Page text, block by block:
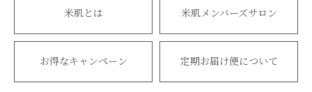
米肌とは 米肌メンバーズサロン
お得なキャンペーン 定期お届け便について